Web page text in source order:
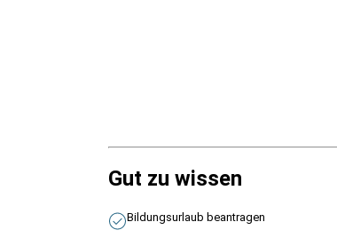
Gut zu wissen
Bildungsurlaub beantragen